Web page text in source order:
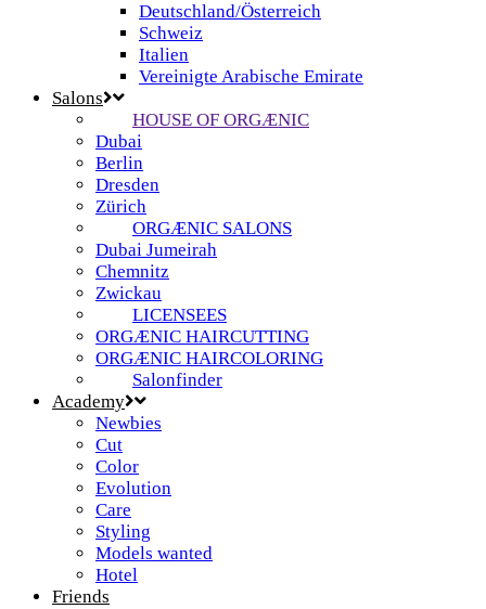
Deutschland/Österreich
Schweiz
Italien
Vereinigte Arabische Emirate
Salons
HOUSE OF ORGÆNIC
Dubai
Berlin
Dresden
Zürich
ORGÆNIC SALONS
Dubai Jumeirah
Chemnitz
Zwickau
LICENSEES
ORGÆNIC HAIRCUTTING
ORGÆNIC HAIRCOLORING
Salonfinder
Academy
Newbies
Cut
Color
Evolution
Care
Styling
Models wanted
Hotel
Friends